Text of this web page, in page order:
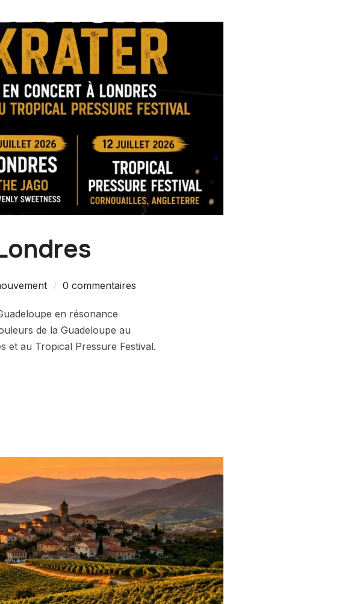
0 commentaires
en résonance
de la Guadeloupe au
et au Tropical Pressure Festival.